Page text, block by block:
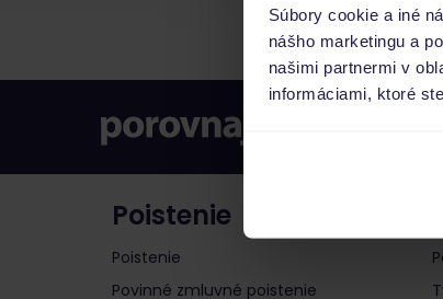
Súbory cookie a iné
nášho marketingu a
našimi partnermi v
informáciami, ktoré
Poistenie
Poistenie
Povinné zmluvné poistenie